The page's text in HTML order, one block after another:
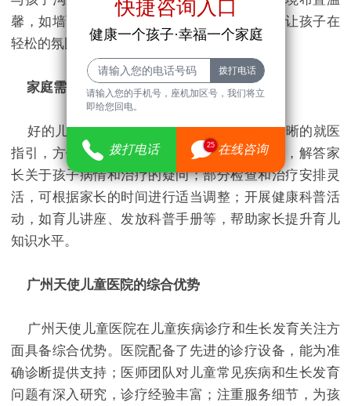
馨，如墙面绘制卡通图案，播放轻柔的音乐，让孩子在
轻松的氛围中接受诊疗。​
家庭需求的满足​
好的儿童医院会考虑到家庭的需求。提供清晰的就医
指引，方便家长了解就诊流程；设置咨询服务，解答家
长关于孩子病情和治疗的疑问；部分检查和治疗安排灵
活，可根据家长的时间进行适当调整；开展健康科普活
动，如育儿讲座、发放科普手册等，帮助家长提升育儿
知识水平。​
广州天使儿童医院的综合优势​
广州天使儿童医院在儿童疾病诊疗和生长发育关注方
面具备综合优势。医院配备了先进的诊疗设备，能为准
确诊断提供支持；医师团队对儿童常见疾病和生长发育
问题有深入研究，诊疗经验丰富；注重服务细节，为孩
快捷咨询入口
健康一个孩子·幸福一个家庭
请输入您的手机号，座机加区号，我们将立
即给您回电。
拨打电话 25 在线咨询